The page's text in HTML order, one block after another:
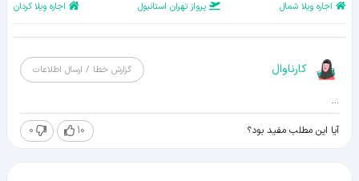
اجاره ویلا شمال پرواز تهران استانبول اجاره ویلا کردان
کارناوال گزارش خطا / ارسال اطلاعات
...
آیا این مطلب مفید بود؟ 10
0